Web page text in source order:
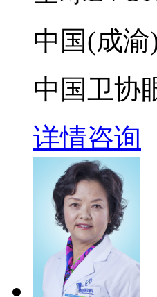
中国(成
中国卫协
详情咨询